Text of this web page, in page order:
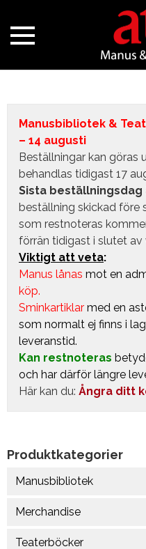
Manusbibliotek &
– 14 augusti
Beställningar kan göras
behandlas tidigast 17
Sista beställningsdag
beställning skickad före
som restnoteras
förrän tidigast i slutet av
Viktigt att veta:
Manus lånas mot en
köp.
Sminkartiklar med en
som normalt ej finns i
leveranstid.
Kan restnoteras
och har därför längre
Här kan du: Ångra ditt
Produktkategorier
Manusbibliotek
Merchandise
Teaterböcker